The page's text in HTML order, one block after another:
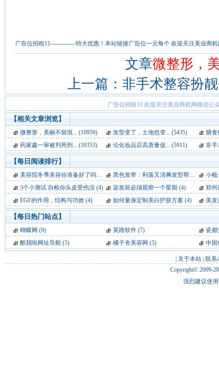
广告位招租11-------------特大优惠！本站链接广告位一元每个 欢迎关注美业商
文章微整形，
上一篇： 非手术整容扮
广告位招租10 欢迎关注美业商机网微信公
【相关文章浏览】
微整形，美丽不留痕... (10959) 发型变了，土地也变... (5435)
膳食
药家鑫一审被判死刑... (10353)
论化妆品店高质量促... (5911) 非手
【每日阅读排行】
美容院冬季美容你准备好了吗？ (11) 黑色发带：利落又清爽发型帮手 (5)
小梳
3个小测试 自检你头皮受伤没 (4)
染发前必须观察一个星期 (4)
郑州最
EGF的作用，结构与功效 (4)
如何量身定制美白护肤方案 (4) 美发
【每日热门站点】
蝴蝶网 (9) 英路软件 (7)
瓷都
酷我啦网址导航 (5) 橘子舍美容网 (5) 中国
关于本站 联系
Copyright© 2009-
强烈建议使